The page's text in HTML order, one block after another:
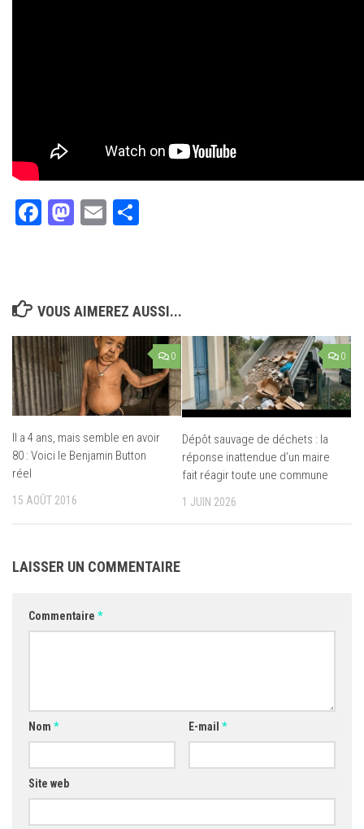
Facebook
Mastodon
Email
VOUS AIMEREZ AUSSI...
0
Il a 4 ans, mais semble en avoir
80 : Voici le Benjamin Button
réel
15 AOÛT 2016
0
Dépôt sauvage de déchets : la
réponse inattendue d’un maire
fait réagir toute une commune
1 JUIN 2026
LAISSER UN COMMENTAIRE
Commentaire *
Nom * E-mail *
Site web